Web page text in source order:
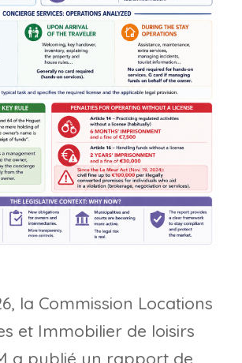
la Commission Locations
et Immobilier de loisirs
a publié un rapport de